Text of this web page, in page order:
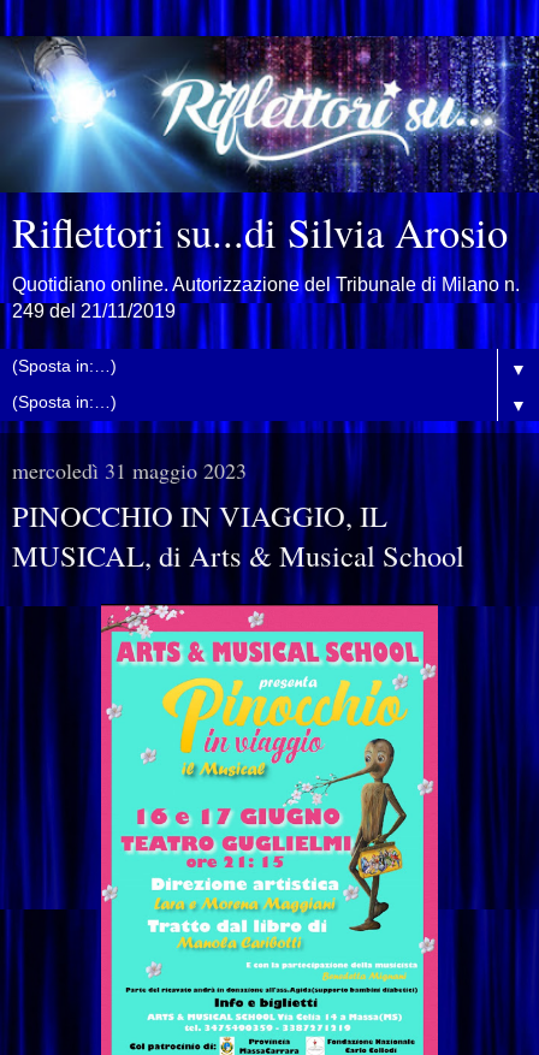
Riflettori su...di Silvia Arosio
Quotidiano online. Autorizzazione del Tribunale di Milano n.
249 del 21/11/2019
▼
▼
mercoledì 31 maggio 2023
PINOCCHIO IN VIAGGIO, IL
MUSICAL, di Arts & Musical School